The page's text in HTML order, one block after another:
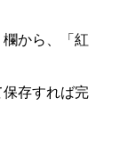
欄から、「紅
存すれば完